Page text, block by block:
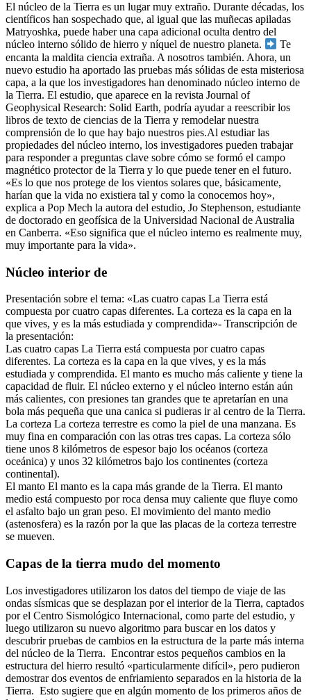
El núcleo de la Tierra es un lugar muy extraño. Durante décadas, los
científicos han sospechado que, al igual que las muñecas apiladas
Matryoshka, puede haber una capa adicional oculta dentro del
núcleo interno sólido de hierro y níquel de nuestro planeta.
Te
encanta la maldita ciencia extraña. A nosotros también. Ahora, un
nuevo estudio ha aportado las pruebas más sólidas de esta misteriosa
capa, a la que los investigadores han denominado núcleo interno de
la Tierra. El estudio, que aparece en la revista Journal of
Geophysical Research: Solid Earth, podría ayudar a reescribir los
libros de texto de ciencias de la Tierra y remodelar nuestra
comprensión de lo que hay bajo nuestros pies.Al estudiar las
propiedades del núcleo interno, los investigadores pueden trabajar
para responder a preguntas clave sobre cómo se formó el campo
magnético protector de la Tierra y lo que puede tener en el futuro.
«Es lo que nos protege de los vientos solares que, básicamente,
harían que la vida no existiera tal y como la conocemos hoy»,
explica a Pop Mech la autora del estudio, Jo Stephenson, estudiante
de doctorado en geofísica de la Universidad Nacional de Australia
en Canberra. «Eso significa que el núcleo interno es realmente muy,
muy importante para la vida».
Núcleo interior de
Presentación sobre el tema: «Las cuatro capas La Tierra está
compuesta por cuatro capas diferentes. La corteza es la capa en la
que vives, y es la más estudiada y comprendida»- Transcripción de
la presentación:
Las cuatro capas La Tierra está compuesta por cuatro capas
diferentes. La corteza es la capa en la que vives, y es la más
estudiada y comprendida. El manto es mucho más caliente y tiene la
capacidad de fluir. El núcleo externo y el núcleo interno están aún
más calientes, con presiones tan grandes que te apretarían en una
bola más pequeña que una canica si pudieras ir al centro de la Tierra.
La corteza La corteza terrestre es como la piel de una manzana. Es
muy fina en comparación con las otras tres capas. La corteza sólo
tiene unos 8 kilómetros de espesor bajo los océanos (corteza
oceánica) y unos 32 kilómetros bajo los continentes (corteza
continental).
El manto El manto es la capa más grande de la Tierra. El manto
medio está compuesto por roca densa muy caliente que fluye como
el asfalto bajo un gran peso. El movimiento del manto medio
(astenosfera) es la razón por la que las placas de la corteza terrestre
se mueven.
Capas de la tierra mudo del momento
Los investigadores utilizaron los datos del tiempo de viaje de las
ondas sísmicas que se desplazan por el interior de la Tierra, captados
por el Centro Sismológico Internacional, como parte del estudio, y
luego utilizaron su nuevo algoritmo para buscar en los datos y
descubrir pruebas de cambios en la estructura de la parte más interna
del núcleo de la Tierra. Encontrar estos pequeños cambios en la
estructura del hierro resultó «particularmente difícil», pero pudieron
demostrar dos eventos de enfriamiento separados en la historia de la
Tierra. Esto sugiere que en algún momento de los primeros años de